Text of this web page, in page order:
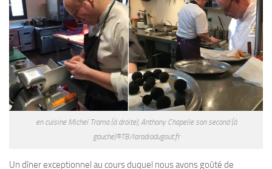
en cuisine Michel Trama (à droite), Anthony Chapelle son second (à
gauche)©TB/laradiodugout.fr
Un dîner exceptionnel au cours duquel nous avons goûté de